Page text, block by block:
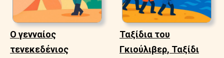
Ο γενναίος
τενεκεδένιος
Ταξίδια του
Γκιούλιβερ, Ταξίδι